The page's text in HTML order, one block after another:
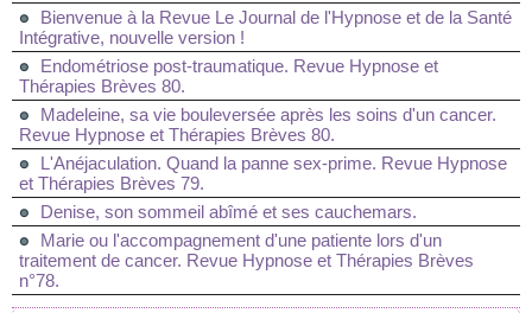
Bienvenue à la Revue Le Journal de l'Hypnose et de la Santé
Intégrative, nouvelle version !
Endométriose post-traumatique. Revue Hypnose et
Thérapies Brèves 80.
Madeleine, sa vie bouleversée après les soins d'un cancer.
Revue Hypnose et Thérapies Brèves 80.
L'Anéjaculation. Quand la panne sex-prime. Revue Hypnose
et Thérapies Brèves 79.
Denise, son sommeil abîmé et ses cauchemars.
Marie ou l'accompagnement d'une patiente lors d'un
traitement de cancer. Revue Hypnose et Thérapies Brèves
n°78.